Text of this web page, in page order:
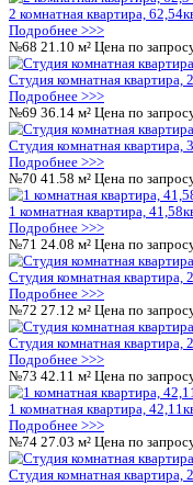
Студия комнатная
Подробнее >>>
№33 42.14 м² Цена по
1 комнатная квартира,
Подробнее >>>
№34 54.79 м² Цена по
2 комнатная квартира,
Подробнее >>>
№35 44.45 м²
1 комнатная квартира,
Подробнее >>>
№36 41.58 м² Цена по
1 комнатная квартира,
Подробнее >>>
№37 62.54 м² Цена по
2 комнатная квартира,
Подробнее >>>
№38 21.10 м² Цена по